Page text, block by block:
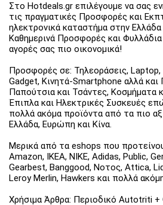
Στο Hotdeals.gr επιλέγουμε να σας
τις πραγματικές Προσφορές και
ηλεκτρονικά καταστήμα στην
Καθημερινά Προσφορές και Φυλλάδια
αγορές σας πιο οικονομικά!
Προσφορές σε: Τηλεοράσεις,
Gadget, Κινητά-Smartphone αλλά
Παπούτσια και Τσάντες, Κοσμήματα
Έπιπλα και Ηλεκτρικές Συσκευές
πολλά ακόμα προϊόντα από τα πιο
Ελλάδα, Ευρώπη και Κίνα.
Μερικά από τα eshops που
Amazon, IKEA, NIKE, Adidas, Public,
Gearbest, Banggood, Νοτος, Attica,
Leroy Merlin, Hawkers και πολλά
Χρήσιμα Άρθρα: Περιοδικό Autotriti +